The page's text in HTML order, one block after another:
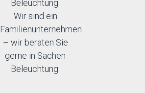
Beleuchtung.
Wir sind ein
Familienunternehmen
– wir beraten Sie
gerne in Sachen
Beleuchtung.